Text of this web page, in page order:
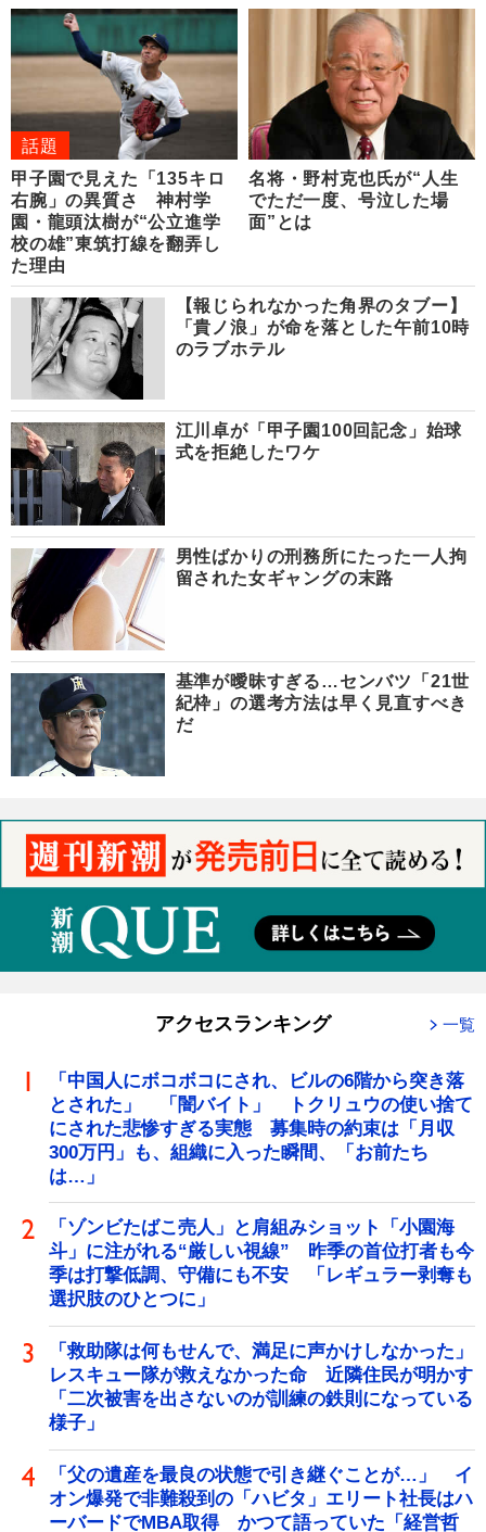
話題
甲子園で見えた「135キロ
右腕」の異質さ 神村学
園・龍頭汰樹が“公立進学
校の雄”東筑打線を翻弄し
た理由
名将・野村克也氏が“人生
でただ一度、号泣した場
面”とは
【報じられなかった角界のタブー】
「貴ノ浪」が命を落とした午前10時
のラブホテル
江川卓が「甲子園100回記念」始球
式を拒絶したワケ
男性ばかりの刑務所にたった一人拘
留された女ギャングの末路
基準が曖昧すぎる…センバツ「21世
紀枠」の選考方法は早く見直すべき
だ
アクセスランキング 一覧
「中国人にボコボコにされ、ビルの6階から突き落
とされた」 「闇バイト」 トクリュウの使い捨て
にされた悲惨すぎる実態 募集時の約束は「月収
300万円」も、組織に入った瞬間、「お前たち
は…」
「ゾンビたばこ売人」と肩組みショット「小園海
斗」に注がれる“厳しい視線” 昨季の首位打者も今
季は打撃低調、守備にも不安 「レギュラー剥奪も
選択肢のひとつに」
「救助隊は何もせんで、満足に声かけしなかった」
レスキュー隊が救えなかった命 近隣住民が明かす
「二次被害を出さないのが訓練の鉄則になっている
様子」
「父の遺産を最良の状態で引き継ぐことが…」 イ
オン爆発で非難殺到の「ハビタ」エリート社長はハ
ーバードでMBA取得 かつて語っていた「経営哲